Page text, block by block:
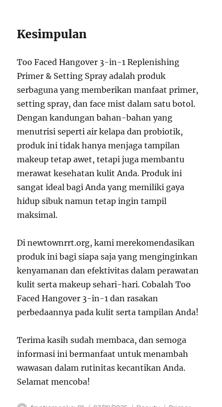
Kesimpulan
Too Faced Hangover 3-in-1 Replenishing
Primer & Setting Spray adalah produk
serbaguna yang memberikan manfaat primer,
setting spray, dan face mist dalam satu botol.
Dengan kandungan bahan-bahan yang
menutrisi seperti air kelapa dan probiotik,
produk ini tidak hanya menjaga tampilan
makeup tetap awet, tetapi juga membantu
merawat kesehatan kulit Anda. Produk ini
sangat ideal bagi Anda yang memiliki gaya
hidup sibuk namun tetap ingin tampil
maksimal.
Di newtownrrt.org, kami merekomendasikan
produk ini bagi siapa saja yang menginginkan
kenyamanan dan efektivitas dalam perawatan
kulit serta makeup sehari-hari. Cobalah Too
Faced Hangover 3-in-1 dan rasakan
perbedaannya pada kulit serta tampilan Anda!
Terima kasih sudah membaca, dan semoga
informasi ini bermanfaat untuk menambah
wawasan dalam rutinitas kecantikan Anda.
Selamat mencoba!